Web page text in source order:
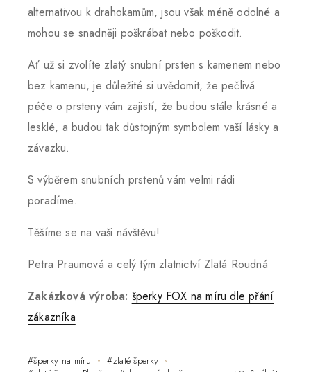
alternativou k drahokamům, jsou však méně odolné a
mohou se snadněji poškrábat nebo poškodit.
Ať už si zvolíte zlatý snubní prsten s kamenem nebo
bez kamenu, je důležité si uvědomit, že pečlivá
péče o prsteny vám zajistí, že budou stále krásné a
lesklé, a budou tak důstojným symbolem vaší lásky a
závazku.
S výběrem snubních prstenů vám velmi rádi
poradíme.
Těšíme se na vaši návštěvu!
Petra Praumová a celý tým zlatnictví Zlatá Roudná
Zakázková výroba: šperky FOX na míru dle přání
zákazníka
#šperky na míru
#zlaté šperky